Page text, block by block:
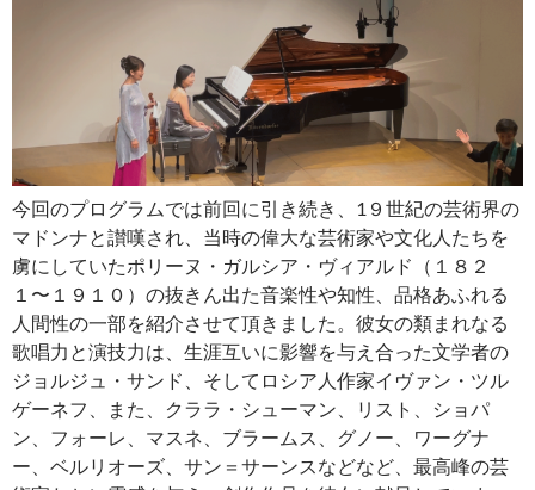
今回のプログラムでは前回に引き続き、1９世紀の芸術界の
マドンナと讃嘆され、当時の偉大な芸術家や文化人たちを
虜にしていたポリーヌ・ガルシア・ヴィアルド（１８２
１〜１９１０）の抜きん出た音楽性や知性、品格あふれる
人間性の一部を紹介させて頂きました。彼女の類まれなる
歌唱力と演技力は、生涯互いに影響を与え合った文学者の
ジョルジュ・サンド、そしてロシア人作家イヴァン・ツル
ゲーネフ、また、クララ・シューマン、リスト、ショパ
ン、フォーレ、マスネ、ブラームス、グノー、ワーグナ
ー、ベルリオーズ、サン＝サーンスなどなど、最高峰の芸